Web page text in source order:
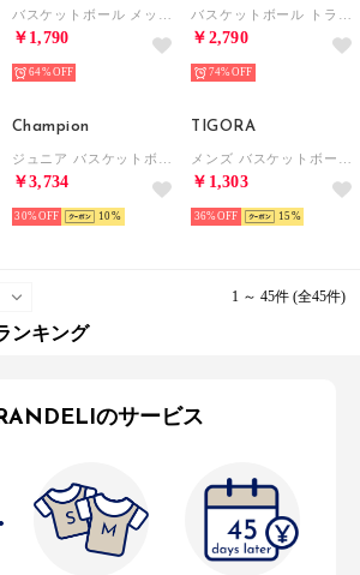
￥1,790
64%
￥2,790
74%
Champion
￥3,734
30% 10
TIGORA
￥1,303
36% 15
1 ～ 45件 (全45件)
ンキング
のサービス